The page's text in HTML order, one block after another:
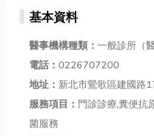
基本資料
醫事機構種類： 一般診所（
電話： 0226707200
地址： 新北市鶯歌區建國路
服務項目： 門診診療,糞便抗
菌服務